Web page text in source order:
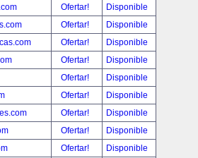
Ofertar!
Disponible
Ofertar!
Disponible
Ofertar!
Disponible
Ofertar!
Disponible
Ofertar!
Disponible
Ofertar!
Disponible
Ofertar!
Disponible
Ofertar!
Disponible
Ofertar!
Disponible